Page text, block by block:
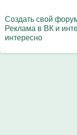
Создать свой
Реклама в ВК и
интересно